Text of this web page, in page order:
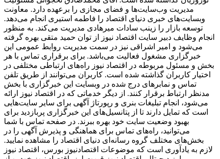
مدیریت وب‌سایت‌ها و فضای مجازی را برعهده دارد. معاونت
وبسایت‌های خبری دنیای اقتصاد را فاطمه استیری انجام می‌دهد.
توسعه بازار را زینب سادات میرهادی مدیریت می‌کند. به منظور
انجام وظایف دبیر سایت اقتصاد نیوز از توان حمید متقی بهره گرفته
می‌شود و امیر اشراقی نیز در سمت مدیریت روابط عمومی این
خبرگزاری مشغول فعالیت می‌باشد. برای برقراری تماس با هر
بخش و مسئول مربوطه در اقتصاد نیوز راه‌های ارتباطی مختلفی در
اختیار کاربران گذاشته شده است. کاربران می‌توانند از طریق تلفن
تماس و نمابرهای درج شده در وبسایت این خبرگزاری با بخش
مدنظر ارتباط برقرار کنند. از دیگر خدماتی که در اقتصاد نیوز ارائه
می‌شود، انجام تبلیغات بنری و رپورتاژ آگهی برای سایر سایت‌هایی
است که تمایل دارند تا از پتانسیل‌های این خبرگزاری پربازدید برای
بهبود وضعیت سایت خود بهره ببرند. در صفحه تماس با شما
می‌توانید، راه‌های تماس برای هماهنگی و پذیرش آگهی را در
بخش‌های مختلف گروه رسانه‌ای دنیای اقتصاد را مشاهده نمایید.
لازم به یادآوری است که موضوعات اقتصادنیوز بورس، اقتصاد نیوز